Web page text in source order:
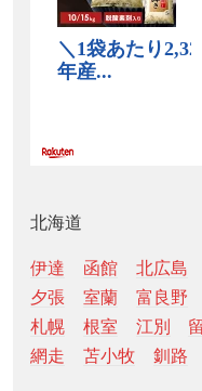
北海道
伊達 函館 北広島
夕張
室蘭 富良野
札幌
根室 江別
網走
苫小牧 釧路